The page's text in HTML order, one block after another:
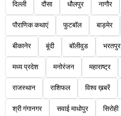
दिल्ली दौसा धौलपुर नागौर
पौराणिक कथाएं फुटबॉल बाड़मेर
बीकानेर बूंदी बॉलीवुड भरतपुर
मध्य प्रदेश मनोरंजन महाराष्ट्र
राजस्थान राशिफल विश्व ख़बरें
श्री गंगानगर सवाई माधोपुर सिरोही